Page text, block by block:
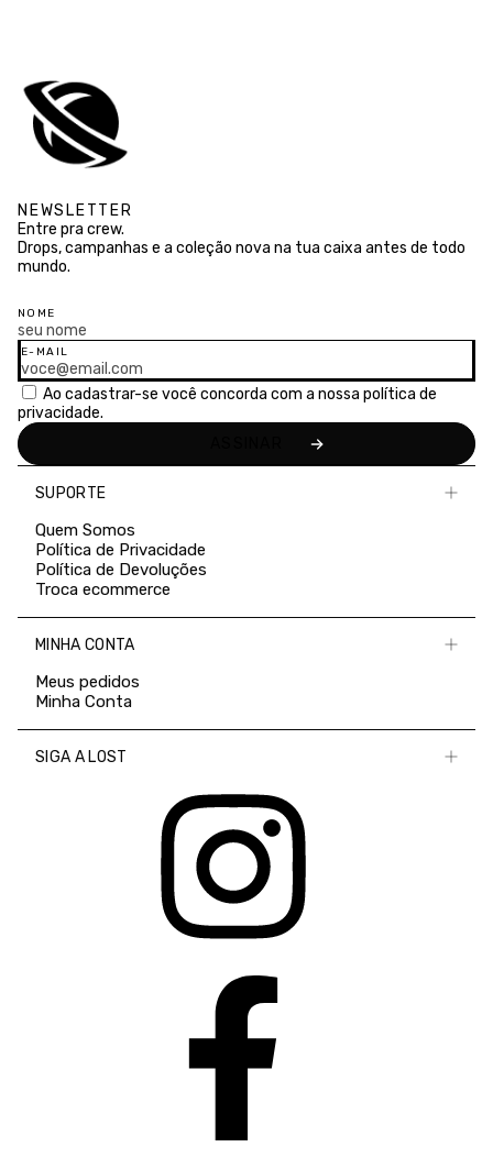
NEWSLETTER
Entre pra crew.
Drops, campanhas e a coleção nova na tua caixa antes de todo
mundo.
NOME
E-MAIL
Ao cadastrar-se você concorda com a nossa política de
privacidade.
SUPORTE
Quem Somos
Política de Privacidade
Política de Devoluções
Troca ecommerce
MINHA CONTA
Meus pedidos
Minha Conta
SIGA A LOST